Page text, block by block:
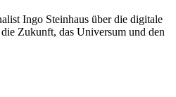
Ingo Steinhaus über die digitale
Zukunft, das Universum und den